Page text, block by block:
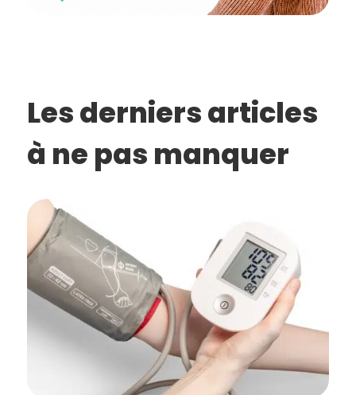
Les derniers articles
à ne pas manquer